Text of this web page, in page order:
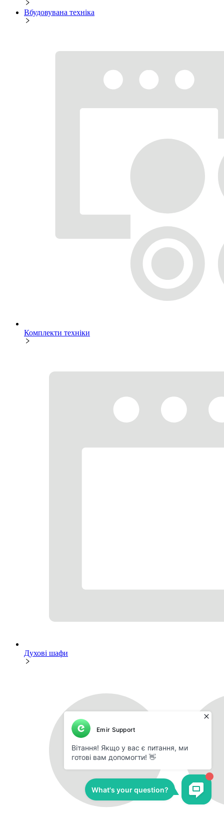
Вбудовувана техніка
Комплекти техніки
Духові шафи